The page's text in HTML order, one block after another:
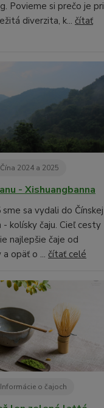
Povieme si prečo je pri
diverzita, k... čítať
Čína 2024 a 2025
- Xishuangbanna
sa vydali do Čínskej
- kolísky čaju. Cieľ cesty
najlepšie čaje od
opäť o ... čítať celé
Informácie o čajoch